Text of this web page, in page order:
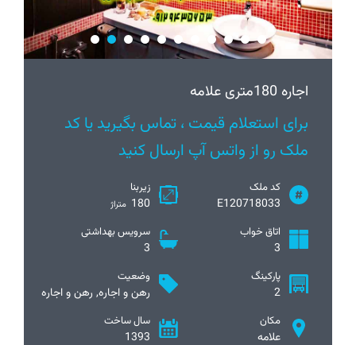
اجاره 180متری علامه
برای استعلام قیمت ، تماس بگیرید یا کد
ملک رو از واتس آپ ارسال کنید
کد ملک
E120718033
زیربنا
180 متراژ
اتاق خواب
3
سرویس بهداشتی
3
پارکینگ
2
وضعیت
رهن و اجاره, رهن و اجاره
مکان
علامه
سال ساخت
1393